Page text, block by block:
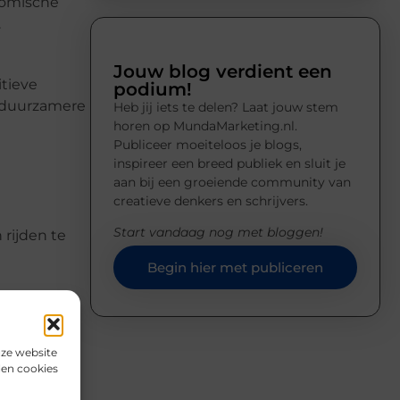
website
cookies
rijden te
lagere
Jouw blog verdient een
podium!
Heb jij iets te delen? Laat jouw stem
horen op MundaMarketing.nl.
Publiceer moeiteloos je blogs,
inspireer een breed publiek en sluit je
aan bij een groeiende community van
creatieve denkers en schrijvers.
Start vandaag nog met bloggen!
Begin hier met publiceren